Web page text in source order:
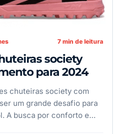
7 min de leitura
society
para 2024
chuteiras society com
um grande desafio para
A busca por conforto e…